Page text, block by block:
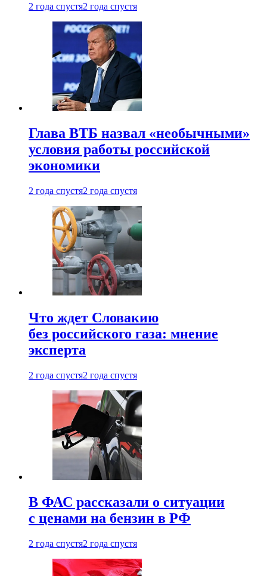
2 года спустя2 года спустя
Глава ВТБ назвал «необычными»
условия работы российской
экономики
2 года спустя2 года спустя
Что ждет Словакию
без российского газа: мнение
эксперта
2 года спустя2 года спустя
В ФАС рассказали о ситуации
с ценами на бензин в РФ
2 года спустя2 года спустя